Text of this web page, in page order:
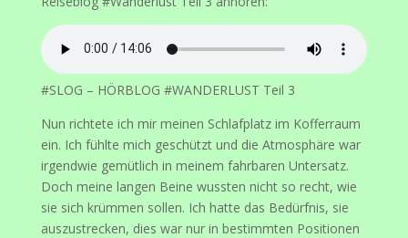
#SLOG – HÖRBLOG #WANDERLUST Teil 3
Nun richtete ich mir meinen Schlafplatz im Kofferraum
ein. Ich fühlte mich geschützt und die Atmosphäre war
irgendwie gemütlich in meinem fahrbaren Untersatz.
Doch meine langen Beine wussten nicht so recht, wie
sie sich krümmen sollen. Ich hatte das Bedürfnis, sie
auszustrecken, dies war nur in bestimmten Positionen